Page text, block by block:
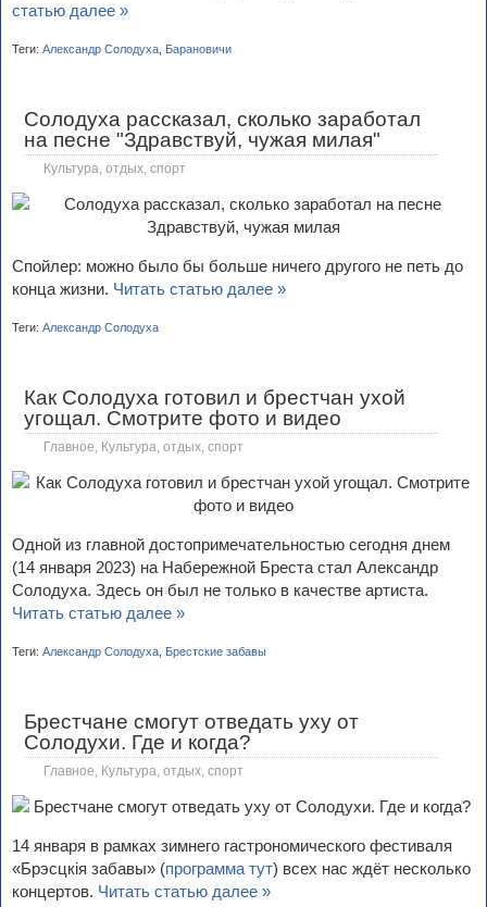
статью далее »
Теги: Александр Солодуха Барановичи
Солодуха рассказал, сколько заработал
на песне "Здравствуй, чужая милая"
Культура, отдых, спорт
Спойлер: можно было бы больше ничего другого не петь до
конца жизни. Читать статью далее »
Теги: Александр Солодуха
Как Солодуха готовил и брестчан ухой
угощал. Смотрите фото и видео
Главное Культура, отдых, спорт
Одной из главной достопримечательностью сегодня днем
(14 января 2023) на Набережной Бреста стал Александр
Солодуха. Здесь он был не только в качестве артиста.
Читать статью далее »
Теги: Александр Солодуха Брестские забавы
Брестчане смогут отведать уху от
Солодухи. Где и когда?
Главное Культура, отдых, спорт
14 января в рамках зимнего гастрономического фестиваля
«Брэсцкія забавы» (программа тут) всех нас ждёт несколько
концертов. Читать статью далее »